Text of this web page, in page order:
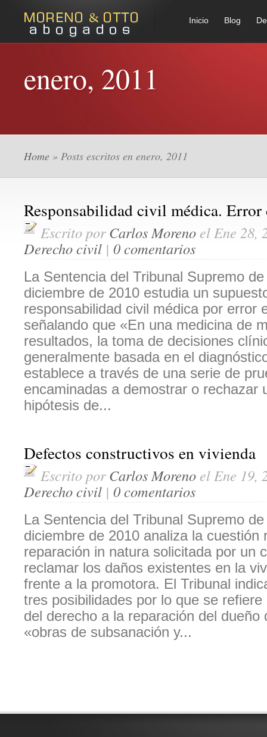
Inicio Blog
enero, 2011
Home » Posts escritos en enero, 2011
Responsabilidad civil médica. Error
Escrito porCarlos Moreno el Ene 28,
Derecho civil | 0 comentarios
La Sentencia del Tribunal Supremo
diciembre de 2010 estudia un
responsabilidad civil médica por error
señalando que «En una medicina de
resultados, la toma de decisiones
generalmente basada en el
establece a través de una serie de
encaminadas a demostrar o rechazar
hipótesis de...
Defectos constructivos en vivienda
Escrito porCarlos Moreno el Ene 19,
Derecho civil | 0 comentarios
La Sentencia del Tribunal Supremo
diciembre de 2010 analiza la cuestión
reparación in natura solicitada por un
reclamar los daños existentes en la
frente a la promotora. El Tribunal
tres posibilidades por lo que se
del derecho a la reparación del dueño
«obras de subsanación y...